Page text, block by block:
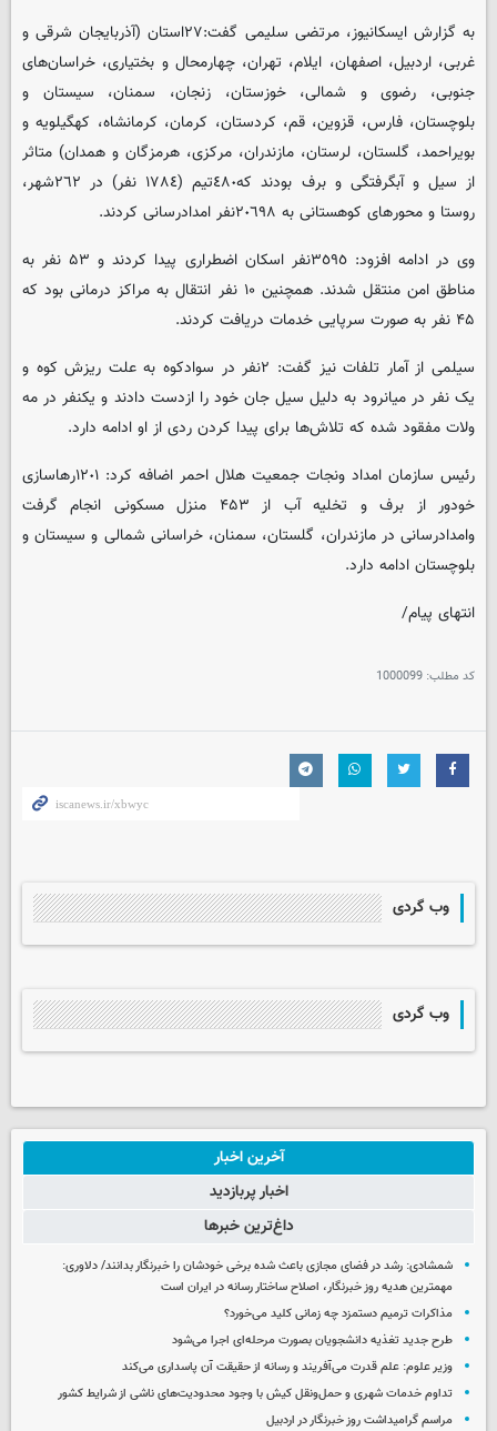
به گزارش ایسکانیوز، مرتضی سلیمی گفت:٢٧استان (آذربایجان شرقی و
غربی، اردبیل، اصفهان، ایلام، تهران، چهارمحال و بختیاری، خراسان‌های
جنوبی، رضوی و شمالی، خوزستان، زنجان، سمنان، سیستان و
بلوچستان، فارس، قزوین، قم، کردستان، کرمان، کرمانشاه، کهگیلویه و
بویراحمد، گلستان، لرستان، مازندران، مرکزی، هرمزگان و همدان) متاثر
از سیل و آبگرفتگی و برف بودند که٤٨٠تیم (١٧٨٤ نفر) در ٢٦٢شهر،
روستا و محور‌های کوهستانی به ٢٠٦٩٨نفر امدادرسانی کردند.
وی در ادامه افزود: ٣٥٩٥نفر اسکان اضطراری پیدا کردند و ۵۳ نفر به
مناطق امن منتقل شدند. همچنین ۱۰ نفر انتقال به مراکز درمانی بود که
۴۵ نفر به صورت سرپایی خدمات دریافت کردند.
سیلمی از آمار تلفات نیز گفت: ٢نفر در سوادکوه به علت ریزش کوه و
یک نفر در میانرود به دلیل سیل جان خود را ازدست دادند و یکنفر در مه
ولات مفقود شده که تلاش‌ها برای پیدا کردن ردی از او ادامه دارد.
رئیس سازمان امداد ونجات جمعیت هلال احمر اضافه کرد: ١٢٠١رهاسازی
خودور از برف و تخلیه آب از ۴۵۳ منزل مسکونی انجام گرفت
وامدادرسانی در مازندران، گلستان، سمنان، خراسانی شمالی و سیستان و
بلوچستان ادامه دارد.
انتهای پیام/
کد مطلب: 1000099
وب گردی
وب گردی
آخرین اخبار
اخبار پربازدید
داغ‌ترین خبرها
شمشادی: رشد در فضای مجازی باعث شده برخی خودشان را خبرنگار بدانند/ دلاوری:
مهمترین هدیه‌ روز خبرنگار، اصلاح ساختار رسانه در ایران است
مذاکرات ترمیم دستمزد چه زمانی کلید می‌خورد؟
طرح جدید تغذیه دانشجویان بصورت مرحله‌ای اجرا می‌شود
وزیر علوم: علم قدرت می‌آفریند و رسانه از حقیقت آن پاسداری می‌کند
تداوم خدمات شهری و حمل‌ونقل کیش با وجود محدودیت‌های ناشی از شرایط کشور
مراسم گرامیداشت روز خبرنگار در اردبیل